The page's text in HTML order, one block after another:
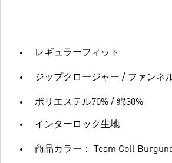
レギュラーフィット
ジップクロージャー / ファンネ
ポリエステル70% / 綿30%
インターロック生地
商品カラー： Team Coll